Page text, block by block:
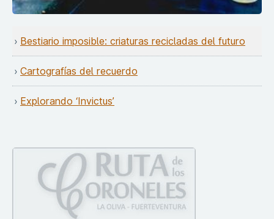
Bestiario imposible: criaturas recicladas del futuro
Cartografías del recuerdo
Explorando ‘Invictus’